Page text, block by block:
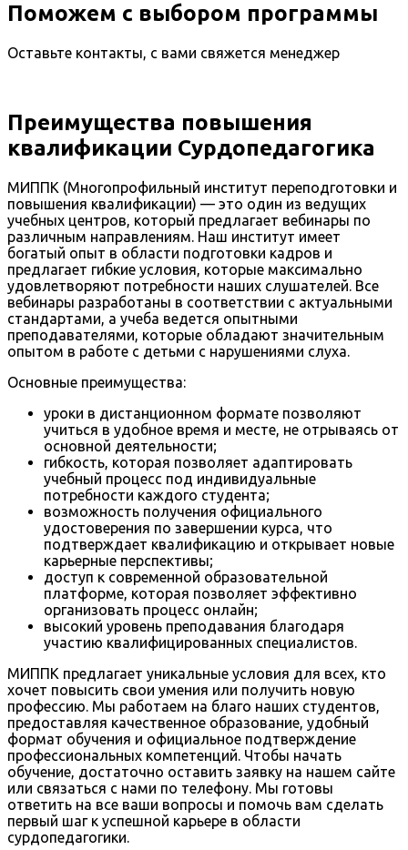
Поможем с выбором программы
Оставьте контакты, с вами свяжется менеджер
Преимущества повышения
квалификации Сурдопедагогика
МИППК (Многопрофильный институт переподготовки и
повышения квалификации) — это один из ведущих
учебных центров, который предлагает вебинары по
различным направлениям. Наш институт имеет
богатый опыт в области подготовки кадров и
предлагает гибкие условия, которые максимально
удовлетворяют потребности наших слушателей. Все
вебинары разработаны в соответствии с актуальными
стандартами, а учеба ведется опытными
преподавателями, которые обладают значительным
опытом в работе с детьми с нарушениями слуха.
Основные преимущества:
уроки в дистанционном формате позволяют
учиться в удобное время и месте, не отрываясь от
основной деятельности;
гибкость, которая позволяет адаптировать
учебный процесс под индивидуальные
потребности каждого студента;
возможность получения официального
удостоверения по завершении курса, что
подтверждает квалификацию и открывает новые
карьерные перспективы;
доступ к современной образовательной
платформе, которая позволяет эффективно
организовать процесс онлайн;
высокий уровень преподавания благодаря
участию квалифицированных специалистов.
МИППК предлагает уникальные условия для всех, кто
хочет повысить свои умения или получить новую
профессию. Мы работаем на благо наших студентов,
предоставляя качественное образование, удобный
формат обучения и официальное подтверждение
профессиональных компетенций. Чтобы начать
обучение, достаточно оставить заявку на нашем сайте
или связаться с нами по телефону. Мы готовы
ответить на все ваши вопросы и помочь вам сделать
первый шаг к успешной карьере в области
сурдопедагогики.